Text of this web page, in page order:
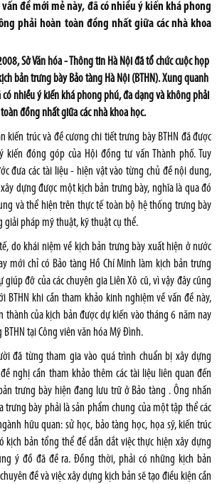
vấn đề mới mẻ này, đã có nhiều ý kiến khá phong
phải hoàn toàn đồng nhất giữa các nhà khoa
Sở Văn hóa - Thông tin Hà Nội đã tổ chức cuộc họp
bản trưng bày Bảo tàng Hà Nội (BTHN). Xung quanh
nhiều ý kiến khá phong phú, đa dạng và không phải
đồng nhất giữa các nhà khoa học.
kiến trúc và đề cương chi tiết trưng bày BTHN đã được
kiến đóng góp của Hội đồng tư vấn Thành phố. Tuy
đưa các tài liệu - hiện vật vào từng chủ đề nội dung,
dựng được một kịch bản trưng bày, nghĩa là qua đó
và thể hiện trên thực tế toàn bộ hệ thống trưng bày
giải pháp mỹ thuật, kỹ thuật cụ thể.
do khái niệm về kịch bản trưng bày xuất hiện ở nước
mới chỉ có Bảo tàng Hồ Chí Minh làm kịch bản trưng
giúp đỡ của các chuyên gia Liên Xô cũ, vì vậy đây cũng
BTHN khi cần tham khảo kinh nghiệm về vấn đề này,
thành của kịch bản được dự kiến vào tháng 6 năm nay
tại Công viên văn hóa Mỹ Đình.
đã từng tham gia vào quá trình chuẩn bị xây dựng
nghị cần tham khảo thêm các tài liệu liên quan đến
trưng bày hiện đang lưu trữ ở Bảo tàng . Ông nhấn
trưng bày phải là sản phẩm chung của một tập thể các
hữu quan: sử học, bảo tàng học, họa sỹ, kiến trúc
bản tổng thể để dẫn dắt việc thực hiện xây dựng
ý đồ đã đề ra. Đồng thời, phải có những kịch bản
đề và việc xây dựng kịch bản sẽ tạo điều kiện cần